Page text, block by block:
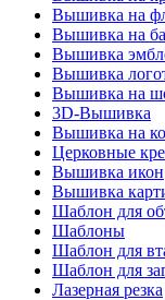
Вышивка на
Вышивка на
Вышивка
Вышивка
Вышивка на
3D-Вышивка
Вышивка на
Церковные
Вышивка икон
Вышивка
Шаблон для
Шаблоны
Шаблон для
Шаблон для
Лазерная резка